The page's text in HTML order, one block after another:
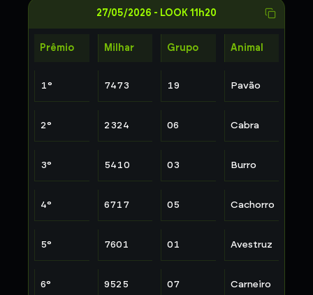
27/05/2026 - LOOK 11h20
Prêmio Milhar Grupo Animal
1° 7473 19 Pavão
2° 2324 06 Cabra
3° 5410 03 Burro
4° 6717 05 Cachorro
5° 7601 01 Avestruz
6° 9525 07 Carneiro